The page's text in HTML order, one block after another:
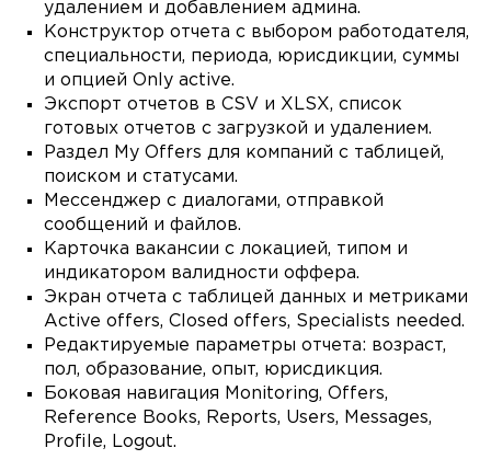
удалением и добавлением админа.
Конструктор отчета с выбором работодателя,
специальности, периода, юрисдикции, суммы
и опцией Only active.
Экспорт отчетов в CSV и XLSX, список
готовых отчетов с загрузкой и удалением.
Раздел My Offers для компаний с таблицей,
поиском и статусами.
Мессенджер с диалогами, отправкой
сообщений и файлов.
Карточка вакансии с локацией, типом и
индикатором валидности оффера.
Экран отчета с таблицей данных и метриками
Active offers, Closed offers, Specialists needed.
Редактируемые параметры отчета: возраст,
пол, образование, опыт, юрисдикция.
Боковая навигация Monitoring, Offers,
Reference Books, Reports, Users, Messages,
Profile, Logout.